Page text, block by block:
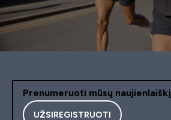
Prenumeruoti mūsų naujienlaiškį
UŽSIREGISTRUOTI